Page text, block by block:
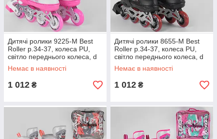
Дитячі ролики 9225-М Best
Roller р.34-37, колеса PU,
світло переднього колеса, d
коліщатка — 7 см роликові
ковзани
Немає в наявності
1 012 ₴
Дитячі ролики 8655-М Best
Roller р.34-37, колеса PU,
світло переднього колеса, d
коліщатка — 7 см роликові
ковзани
Немає в наявності
1 012 ₴